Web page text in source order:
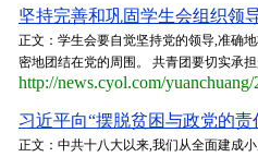
坚持完善和巩固学生会组织领
正文：学生会要自觉坚持党的领导,准确
密地团结在党的周围。 共青团要切实承
http://news.cyol.com/
习近平向“摆脱贫困与政党的
正文：中共十八大以来,我们从全面建成